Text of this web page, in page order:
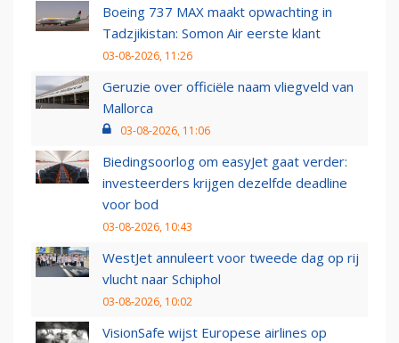
Boeing 737 MAX maakt opwachting in
Tadzjikistan: Somon Air eerste klant
03-08-2026, 11:26
Geruzie over officiële naam vliegveld van
Mallorca
03-08-2026, 11:06
Biedingsoorlog om easyJet gaat verder:
investeerders krijgen dezelfde deadline
voor bod
03-08-2026, 10:43
WestJet annuleert voor tweede dag op rij
vlucht naar Schiphol
03-08-2026, 10:02
VisionSafe wijst Europese airlines op